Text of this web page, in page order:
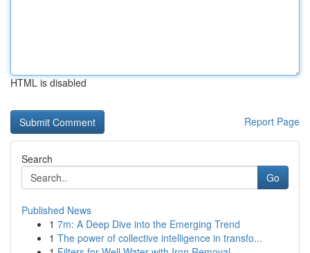
HTML is disabled
Report Page
Search
Go
Published News
1 7m: A Deep Dive into the Emerging Trend
1 The power of collective intelligence in transfo...